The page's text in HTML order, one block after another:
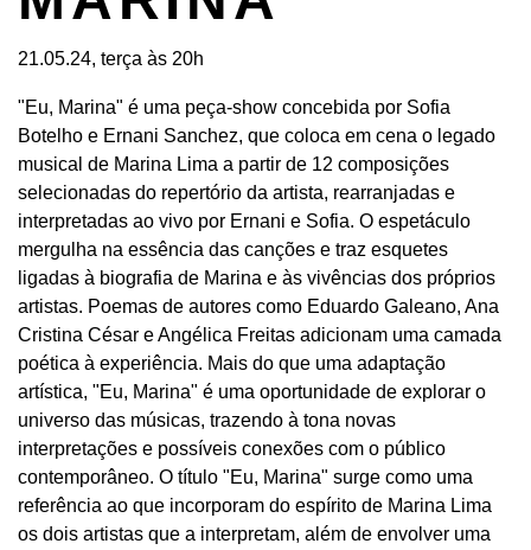
21.05.24, terça às 20h
"Eu, Marina" é uma peça-show concebida por Sofia
Botelho e Ernani Sanchez, que coloca em cena o legado
musical de Marina Lima a partir de 12 composições
selecionadas do repertório da artista, rearranjadas e
interpretadas ao vivo por Ernani e Sofia. O espetáculo
mergulha na essência das canções e traz esquetes
ligadas à biografia de Marina e às vivências dos próprios
artistas. Poemas de autores como Eduardo Galeano, Ana
Cristina César e Angélica Freitas adicionam uma camada
poética à experiência. Mais do que uma adaptação
artística, "Eu, Marina" é uma oportunidade de explorar o
universo das músicas, trazendo à tona novas
interpretações e possíveis conexões com o público
contemporâneo. O título "Eu, Marina" surge como uma
referência ao que incorporam do espírito de Marina Lima
os dois artistas que a interpretam, além de envolver uma